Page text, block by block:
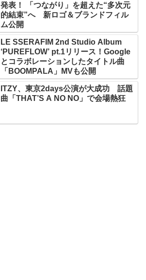
発表！ 「つながり」を超えた“多次元
的結束”へ 新ロゴ＆ブランドフィル
ム公開
LE SSERAFIM 2nd Studio Album
‘PUREFLOW’ pt.1リリース！Google
とコラボレーションしたタイトル曲
「BOOMPALA」MVも公開
ITZY、東京2days公演が大成功 話題
曲「THAT’S A NO NO」で会場熱狂